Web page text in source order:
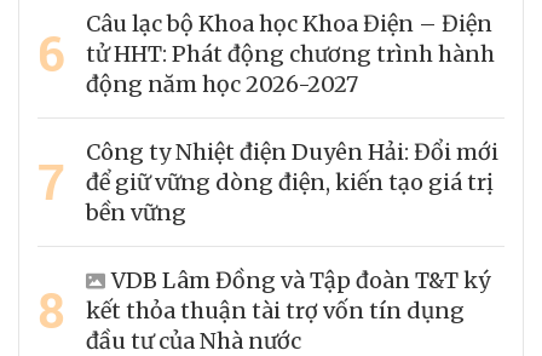
6
Câu lạc bộ Khoa học Khoa Điện – Điện
tử HHT: Phát động chương trình hành
động năm học 2026-2027
7
Công ty Nhiệt điện Duyên Hải: Đổi mới
để giữ vững dòng điện, kiến tạo giá trị
bền vững
8
VDB Lâm Đồng và Tập đoàn T&T ký
kết thỏa thuận tài trợ vốn tín dụng
đầu tư của Nhà nước